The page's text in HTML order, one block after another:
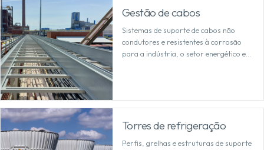
Gestão de cabos
Sistemas de suporte de cabos não
condutores e resistentes à corrosão
para a indústria, o setor energético e
Torres de refrigeração
Perfis, grelhas e estruturas de suporte